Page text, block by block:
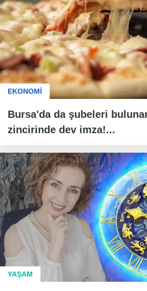
EKONOMİ
Bursa'da da şubeleri
zincirinde dev imza!...
YAŞAM